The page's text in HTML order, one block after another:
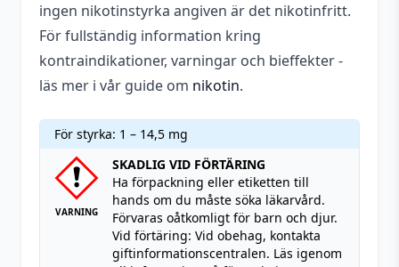
ingen nikotinstyrka angiven är det nikotinfritt.
För fullständig information kring
kontraindikationer, varningar och bieffekter -
läs mer i vår guide om nikotin.
För styrka: 1 – 14,5 mg
VARNING
SKADLIG VID FÖRTÄRING
Ha förpackning eller etiketten till
hands om du måste söka läkarvård.
Förvaras oåtkomligt för barn och djur.
Vid förtäring: Vid obehag, kontakta
giftinformationscentralen. Läs igenom